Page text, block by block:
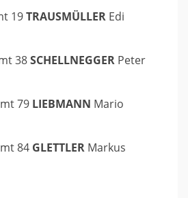
19TRAUSMÜLLER Edi
38SCHELLNEGGER Peter
79 LIEBMANN Mario
84 GLETTLER Markus